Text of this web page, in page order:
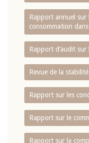
Rapport annuel sur
consommation
Rapport d‘audit
Revue de la
Rapport sur les
Rapport sur le
Rapport sur la